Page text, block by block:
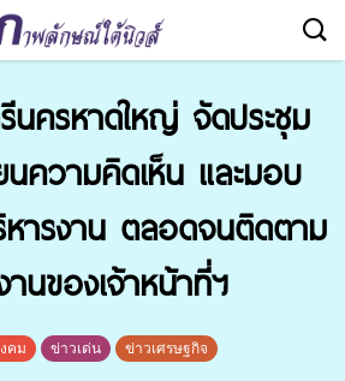
นครหาดใหญ่ จัดประชุม
นความคิดเห็น และมอบ
หารงาน ตลอดจนติดตาม
นของเจ้าหน้าที่ฯ
คม ข่าวเด่น ข่าวเศรษฐกิจ